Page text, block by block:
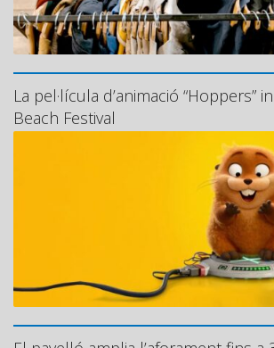
La pel·lícula d’animació “Hoppers”
Beach Festival